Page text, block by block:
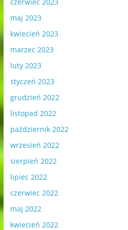
maj 2023
kwiecień 2023
marzec 2023
luty 2023
styczeń 2023
grudzień 2022
listopad 2022
październik 2022
wrzesień 2022
sierpień 2022
lipiec 2022
czerwiec 2022
maj 2022
kwiecień 2022